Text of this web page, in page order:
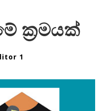
ක්‍රමයක්
1